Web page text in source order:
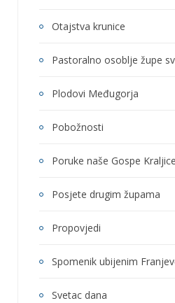
Otajstva krunice
Pastoralno osoblje župe
Plodovi Međugorja
Pobožnosti
Poruke naše Gospe
Posjete drugim župama
Propovjedi
Spomenik ubijenim
Svetac dana